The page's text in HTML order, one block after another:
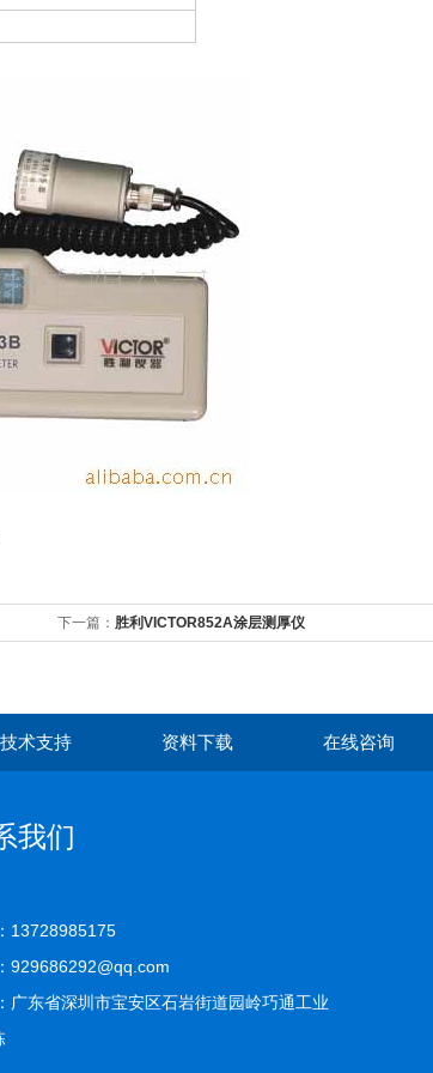
下一篇： 胜利VICTOR852A涂层测厚仪
技术支持 资料下载 在线咨询
我们
13728985175
929686292@qq.com
广东省深圳市宝安区石岩街道园岭巧通工业